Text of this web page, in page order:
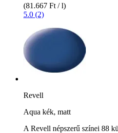
(81.667 Ft / l)
5.0 (2)
Revell
Aqua kék, matt
A Revell népszerű színei 88